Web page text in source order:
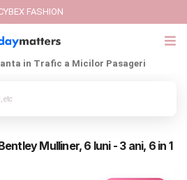
FASHION
in Trafic a Micilor Pasageri
Mulliner, 6 luni - 3 ani, 6 in 1